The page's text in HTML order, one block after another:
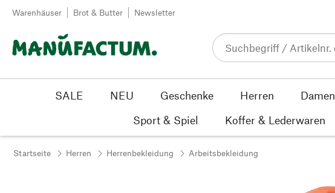
Zum Inhalt springen
Warenhäuser Brot & Butter Newsletter
SALE NEU Geschenke Herren Damen
Sport & Spiel
Koffer & Lederwaren
Startseite Herren Herrenbekleidung Arbeitsbekleidung